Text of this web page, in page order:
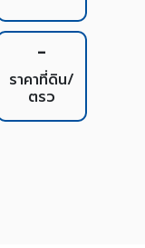
-
ราคาที่ดิน/
ตรว